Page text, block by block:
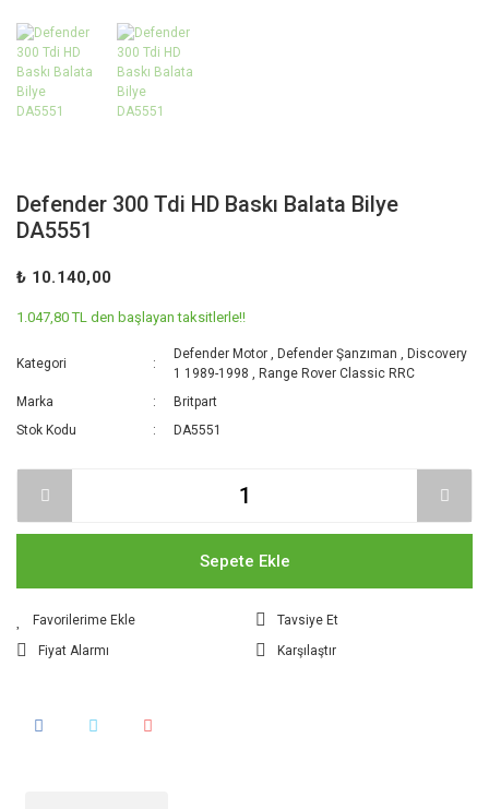
Defender 300 Tdi HD Baskı Balata Bilye
DA5551
₺ 10.140,00
1.047,80 TL den başlayan taksitlerle!!
Kategori
Defender Motor , Defender Şanzıman , Discovery
1 1989-1998 , Range Rover Classic RRC
Marka
Britpart
Stok Kodu
DA5551
Sepete Ekle
Tavsiye Et
Fiyat Alarmı
Karşılaştır